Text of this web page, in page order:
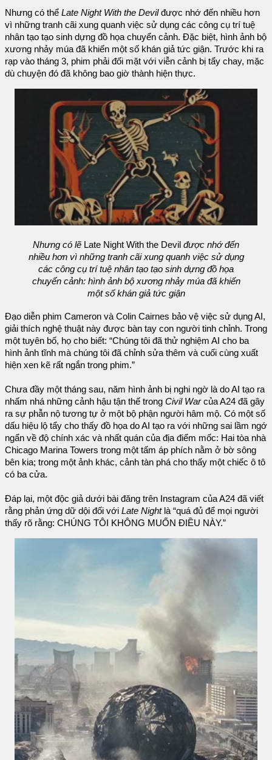
Nhưng có thể Late Night With the Devilđược nhớ đến nhiều hơn
vì những tranh cãi xung quanh việc sử dụng các công cụ trí tuệ
nhân tạo tạo sinh dựng đồ họa chuyển cảnh. Đặc biệt, hình ảnh bộ
xương nhảy múa đã khiến một số khán giả tức giận. Trước khi ra
rạp vào tháng 3, phim phải đối mặt với viễn cảnh bị tẩy chay, mặc
dù chuyện đó đã không bao giờ thành hiện thực.
Nhưng có lẽ Late Night With the Devil được nhớ đến
nhiều hơn vì những tranh cãi xung quanh việc sử dụng
các công cụ trí tuệ nhân tạo tạo sinh dựng đồ họa
chuyển cảnh: hình ảnh bộ xương nhảy múa đã khiến
một số khán giả tức giận
Đạo diễn phim Cameron và Colin Cairnes bảo vệ việc sử dụng AI,
giải thích nghệ thuật này được bàn tay con người tinh chỉnh. Trong
một tuyên bố, họ cho biết: “Chúng tôi đã thử nghiệm AI cho ba
hình ảnh tĩnh mà chúng tôi đã chỉnh sửa thêm và cuối cùng xuất
hiện xen kẽ rất ngắn trong phim.”
Chưa đầy một tháng sau, năm hình ảnh bị nghi ngờ là do AI tạo ra
nhấm nhá những cảnh hậu tận thế trong Civil Warcủa A24 đã gây
ra sự phẫn nộ tương tự ở một bộ phận người hâm mộ. Có một số
dấu hiệu lộ tẩy cho thấy đồ họa do AI tạo ra với những sai lầm ngớ
ngẩn về độ chính xác và nhất quán của địa điểm mốc: Hai tòa nhà
Chicago Marina Towers trong một tấm áp phích nằm ở bờ sông
bên kia; trong một ảnh khác, cảnh tàn phá cho thấy một chiếc ô tô
có ba cửa.
Đáp lại, một độc giả dưới bài đăng trên Instagram của A24 đã viết
rằng phản ứng dữ dội đối với Late Nightlà “quá đủ để mọi người
thấy rõ rằng: CHÚNG TÔI KHÔNG MUỐN ĐIỀU NÀY.”